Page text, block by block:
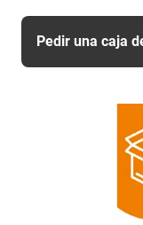
Pedir una caja